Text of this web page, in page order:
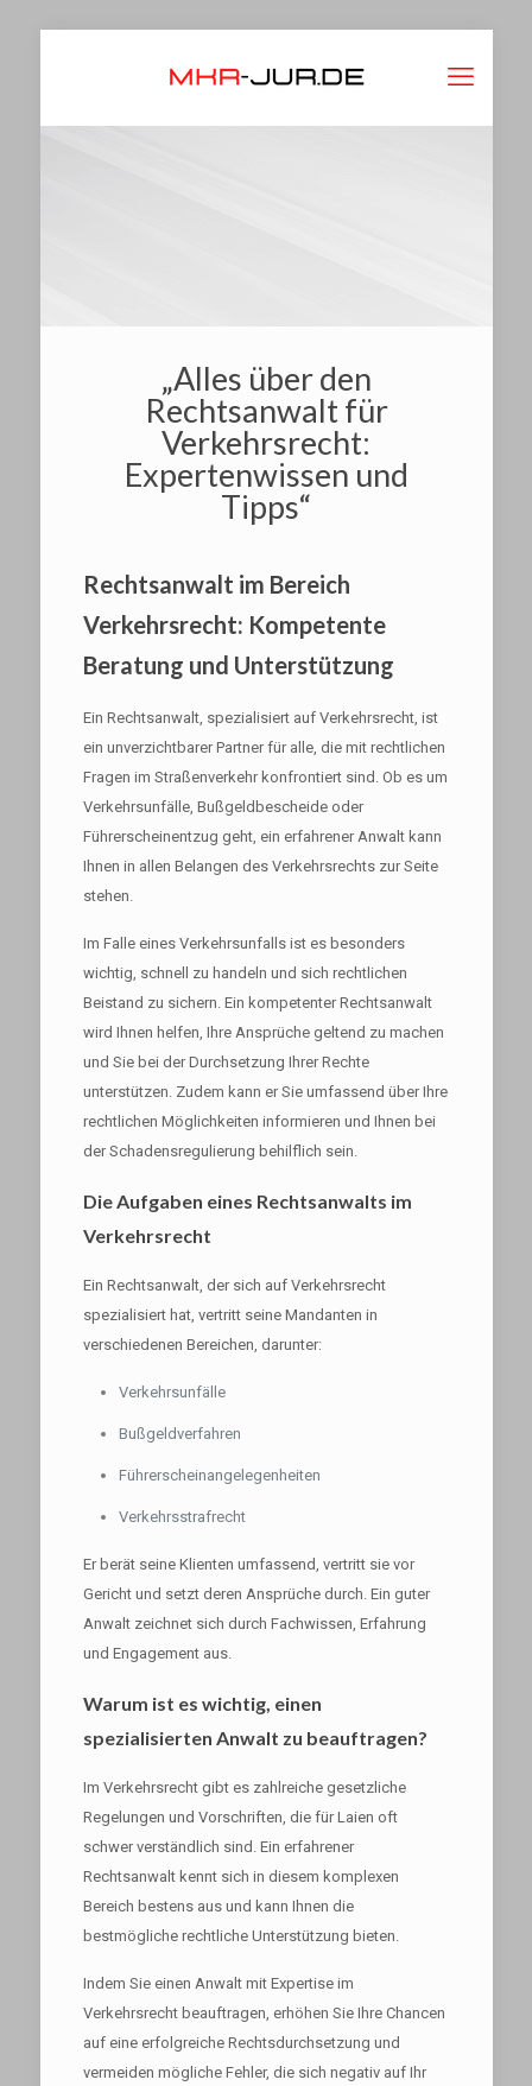
„Alles über den
Rechtsanwalt für
Verkehrsrecht:
Expertenwissen und
Tipps“
Rechtsanwalt im Bereich
Verkehrsrecht: Kompetente
Beratung und Unterstützung
Ein Rechtsanwalt, spezialisiert auf Verkehrsrecht, ist
ein unverzichtbarer Partner für alle, die mit rechtlichen
Fragen im Straßenverkehr konfrontiert sind. Ob es um
Verkehrsunfälle, Bußgeldbescheide oder
Führerscheinentzug geht, ein erfahrener Anwalt kann
Ihnen in allen Belangen des Verkehrsrechts zur Seite
stehen.
Im Falle eines Verkehrsunfalls ist es besonders
wichtig, schnell zu handeln und sich rechtlichen
Beistand zu sichern. Ein kompetenter Rechtsanwalt
wird Ihnen helfen, Ihre Ansprüche geltend zu machen
und Sie bei der Durchsetzung Ihrer Rechte
unterstützen. Zudem kann er Sie umfassend über Ihre
rechtlichen Möglichkeiten informieren und Ihnen bei
der Schadensregulierung behilflich sein.
Die Aufgaben eines Rechtsanwalts im
Verkehrsrecht
Ein Rechtsanwalt, der sich auf Verkehrsrecht
spezialisiert hat, vertritt seine Mandanten in
verschiedenen Bereichen, darunter:
Verkehrsunfälle
Bußgeldverfahren
Führerscheinangelegenheiten
Verkehrsstrafrecht
Er berät seine Klienten umfassend, vertritt sie vor
Gericht und setzt deren Ansprüche durch. Ein guter
Anwalt zeichnet sich durch Fachwissen, Erfahrung
und Engagement aus.
Warum ist es wichtig, einen
spezialisierten Anwalt zu beauftragen?
Im Verkehrsrecht gibt es zahlreiche gesetzliche
Regelungen und Vorschriften, die für Laien oft
schwer verständlich sind. Ein erfahrener
Rechtsanwalt kennt sich in diesem komplexen
Bereich bestens aus und kann Ihnen die
bestmögliche rechtliche Unterstützung bieten.
Indem Sie einen Anwalt mit Expertise im
Verkehrsrecht beauftragen, erhöhen Sie Ihre Chancen
auf eine erfolgreiche Rechtsdurchsetzung und
vermeiden mögliche Fehler, die sich negativ auf Ihr